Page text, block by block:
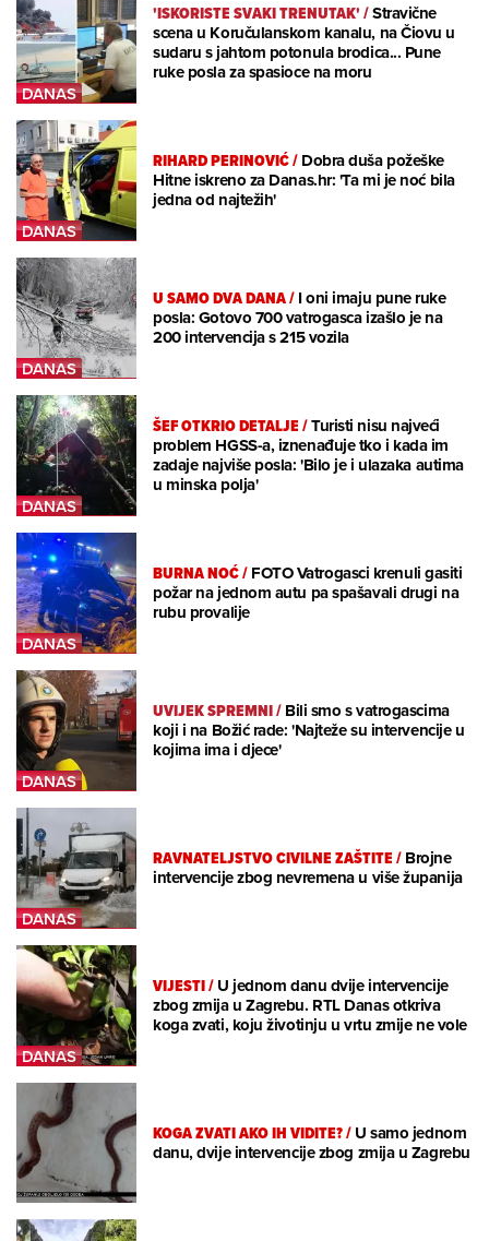
'ISKORISTE SVAKI TRENUTAK'/Stravične
scena u Koručulanskom kanalu, na Čiovu u
sudaru s jahtom potonula brodica... Pune
ruke posla za spasioce na moru
RIHARD PERINOVIĆ/Dobra duša požeške
Hitne iskreno za Danas.hr: 'Ta mi je noć bila
jedna od najtežih'
U SAMO DVA DANA/I oni imaju pune ruke
posla: Gotovo 700 vatrogasca izašlo je na
200 intervencija s 215 vozila
ŠEF OTKRIO DETALJE/Turisti nisu najveći
problem HGSS-a, iznenađuje tko i kada im
zadaje najviše posla: 'Bilo je i ulazaka autima
u minska polja'
BURNA NOĆ/FOTO Vatrogasci krenuli gasiti
požar na jednom autu pa spašavali drugi na
rubu provalije
UVIJEK SPREMNI/Bili smo s vatrogascima
koji i na Božić rade: 'Najteže su intervencije u
kojima ima i djece'
RAVNATELJSTVO CIVILNE ZAŠTITE/Brojne
intervencije zbog nevremena u više županija
VIJESTI/U jednom danu dvije intervencije
zbog zmija u Zagrebu. RTL Danas otkriva
koga zvati, koju životinju u vrtu zmije ne vole
KOGA ZVATI AKO IH VIDITE?/U samo jednom
danu, dvije intervencije zbog zmija u Zagrebu